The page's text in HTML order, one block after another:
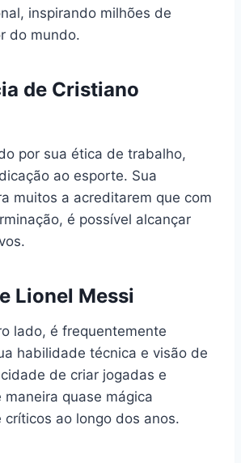
inspirando milhões de
do mundo.
de Cristiano
por sua ética de trabalho,
ao esporte. Sua
muitos a acreditarem que com
é possível alcançar
Lionel Messi
lado, é frequentemente
habilidade técnica e visão de
de criar jogadas e
maneira quase mágica
críticos ao longo dos anos.